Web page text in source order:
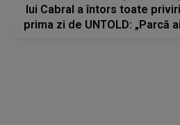
lui Cabral a întors toate
prima zi de UNTOLD: „Parcă